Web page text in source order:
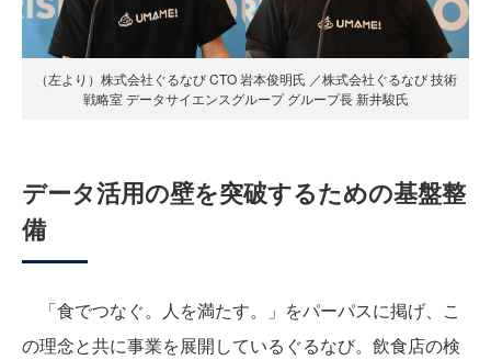
（左より）株式会社ぐるなび CTO 岩本俊明氏 ／株式会社ぐるなび 技術
戦略室 データサイエンスグループ グループ長 新井駿氏
データ活用の壁を突破するための基盤整
備
「食でつなぐ。人を満たす。」をパーパスに掲げ、こ
の理念と共に事業を展開しているぐるなび。飲食店の検